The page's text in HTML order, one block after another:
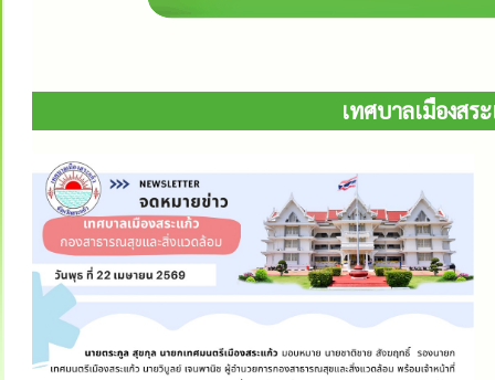
เทศบาลเมืองสร